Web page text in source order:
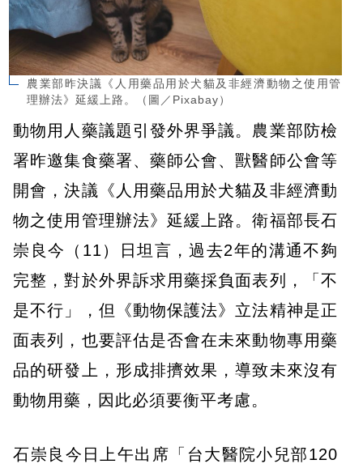
農業部昨決議《人用藥品用於犬貓及非經濟動物之使用管
理辦法》延緩上路。（圖／Pixabay）
動物用人藥議題引發外界爭議。農業部防檢
署昨邀集食藥署、藥師公會、獸醫師公會等
開會，決議《人用藥品用於犬貓及非經濟動
物之使用管理辦法》延緩上路。衛福部長石
崇良今（11）日坦言，過去2年的溝通不夠
完整，對於外界訴求用藥採負面表列，「不
是不行」，但《動物保護法》立法精神是正
面表列，也要評估是否會在未來動物專用藥
品的研發上，形成排擠效果，導致未來沒有
動物用藥，因此必須要衡平考慮。
石崇良今日上午出席「台大醫院小兒部120